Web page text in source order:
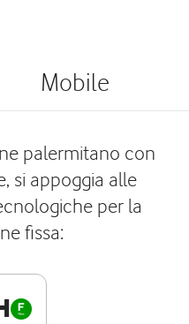
Mobile
palermitano con
si appoggia alle
per la
fissa: